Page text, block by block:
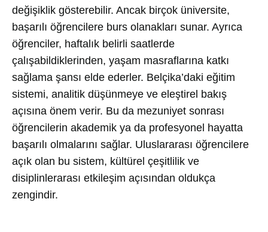
değişiklik gösterebilir. Ancak birçok üniversite,
başarılı öğrencilere burs olanakları sunar. Ayrıca
öğrenciler, haftalık belirli saatlerde
çalışabildiklerinden, yaşam masraflarına katkı
sağlama şansı elde ederler. Belçika’daki eğitim
sistemi, analitik düşünmeye ve eleştirel bakış
açısına önem verir. Bu da mezuniyet sonrası
öğrencilerin akademik ya da profesyonel hayatta
başarılı olmalarını sağlar. Uluslararası öğrencilere
açık olan bu sistem, kültürel çeşitlilik ve
disiplinlerarası etkileşim açısından oldukça
zengindir.